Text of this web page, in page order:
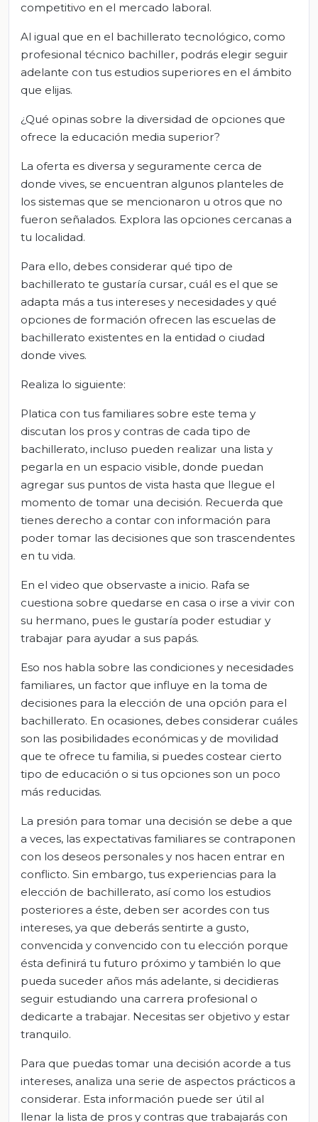
competitivo en el mercado laboral.
Al igual que en el bachillerato tecnológico, como
profesional técnico bachiller, podrás elegir seguir
adelante con tus estudios superiores en el ámbito
que elijas.
¿Qué opinas sobre la diversidad de opciones que
ofrece la educación media superior?
La oferta es diversa y seguramente cerca de
donde vives, se encuentran algunos planteles de
los sistemas que se mencionaron u otros que no
fueron señalados. Explora las opciones cercanas a
tu localidad.
Para ello, debes considerar qué tipo de
bachillerato te gustaría cursar, cuál es el que se
adapta más a tus intereses y necesidades y qué
opciones de formación ofrecen las escuelas de
bachillerato existentes en la entidad o ciudad
donde vives.
Realiza lo siguiente:
Platica con tus familiares sobre este tema y
discutan los pros y contras de cada tipo de
bachillerato, incluso pueden realizar una lista y
pegarla en un espacio visible, donde puedan
agregar sus puntos de vista hasta que llegue el
momento de tomar una decisión. Recuerda que
tienes derecho a contar con información para
poder tomar las decisiones que son trascendentes
en tu vida.
En el video que observaste a inicio. Rafa se
cuestiona sobre quedarse en casa o irse a vivir con
su hermano, pues le gustaría poder estudiar y
trabajar para ayudar a sus papás.
Eso nos habla sobre las condiciones y necesidades
familiares, un factor que influye en la toma de
decisiones para la elección de una opción para el
bachillerato. En ocasiones, debes considerar cuáles
son las posibilidades económicas y de movilidad
que te ofrece tu familia, si puedes costear cierto
tipo de educación o si tus opciones son un poco
más reducidas.
La presión para tomar una decisión se debe a que
a veces, las expectativas familiares se contraponen
con los deseos personales y nos hacen entrar en
conflicto. Sin embargo, tus experiencias para la
elección de bachillerato, así como los estudios
posteriores a éste, deben ser acordes con tus
intereses, ya que deberás sentirte a gusto,
convencida y convencido con tu elección porque
ésta definirá tu futuro próximo y también lo que
pueda suceder años más adelante, si decidieras
seguir estudiando una carrera profesional o
dedicarte a trabajar. Necesitas ser objetivo y estar
tranquilo.
Para que puedas tomar una decisión acorde a tus
intereses, analiza una serie de aspectos prácticos a
considerar. Esta información puede ser útil al
llenar la lista de pros y contras que trabajarás con